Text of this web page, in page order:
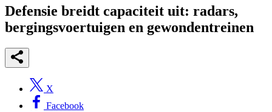
Defensie breidt capaciteit uit: radars,
bergingsvoertuigen en gewondentreinen
X
Facebook